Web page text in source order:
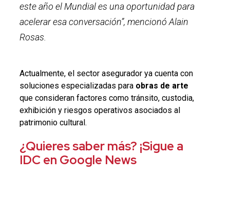
este año el Mundial es una oportunidad para
acelerar esa conversación”, mencionó Alain
Rosas.
Actualmente, el sector asegurador ya cuenta con
soluciones especializadas para obras de arte
que consideran factores como tránsito, custodia,
exhibición y riesgos operativos asociados al
patrimonio cultural.
¿Quieres saber más? ¡Sigue a
IDC en Google News